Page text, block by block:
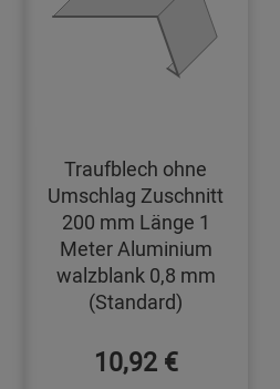
Traufblech ohne
Umschlag Zuschnitt
200 mm Länge 1
Meter Aluminium
walzblank 0,8 mm
(Standard)
10,92 €